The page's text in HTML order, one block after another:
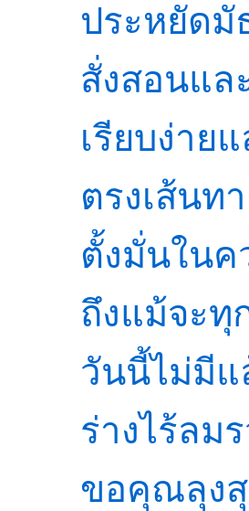
ประหยัดมั
สั่งสอนแ
เรียบง่าย
ตรงเส้นท
ตั้งมั่นใน
ถึงแม้จะทุ
วันนี้ไม่มีแ
ร่างไร้ลม
ขอคุณลุง